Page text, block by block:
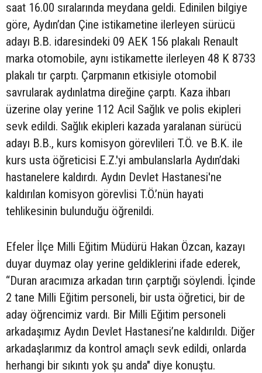
saat 16.00 sıralarında meydana geldi. Edinilen bilgiye
göre, Aydın’dan Çine istikametine ilerleyen sürücü
adayı B.B. idaresindeki 09 AEK 156 plakalı Renault
marka otomobile, aynı istikamette ilerleyen 48 K 8733
plakalı tır çarptı. Çarpmanın etkisiyle otomobil
savrularak aydınlatma direğine çarptı. Kaza ihbarı
üzerine olay yerine 112 Acil Sağlık ve polis ekipleri
sevk edildi. Sağlık ekipleri kazada yaralanan sürücü
adayı B.B., kurs komisyon görevlileri T.Ö. ve B.K. ile
kurs usta öğreticisi E.Z.'yi ambulanslarla Aydın’daki
hastanelere kaldırdı. Aydın Devlet Hastanesi'ne
kaldırılan komisyon görevlisi T.Ö.’nün hayati
tehlikesinin bulunduğu öğrenildi.
Efeler İlçe Milli Eğitim Müdürü Hakan Özcan, kazayı
duyar duymaz olay yerine geldiklerini ifade ederek,
“Duran aracımıza arkadan tırın çarptığı söylendi. İçinde
2 tane Milli Eğitim personeli, bir usta öğretici, bir de
aday öğrencimiz vardı. Bir Milli Eğitim personeli
arkadaşımız Aydın Devlet Hastanesi’ne kaldırıldı. Diğer
arkadaşlarımız da kontrol amaçlı sevk edildi, onlarda
herhangi bir sıkıntı yok şu anda" diye konuştu.